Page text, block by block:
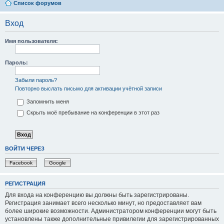
Список форумов
Вход
Имя пользователя:
Пароль:
Забыли пароль?
Повторно выслать письмо для активации учётной записи
Запомнить меня
Скрыть моё пребывание на конференции в этот раз
ВОЙТИ ЧЕРЕЗ
Facebook Google
РЕГИСТРАЦИЯ
Для входа на конференцию вы должны быть зарегистрированы.
Регистрация занимает всего несколько минут, но предоставляет вам
более широкие возможности. Администратором конференции могут быть
установлены также дополнительные привилегии для зарегистрированных